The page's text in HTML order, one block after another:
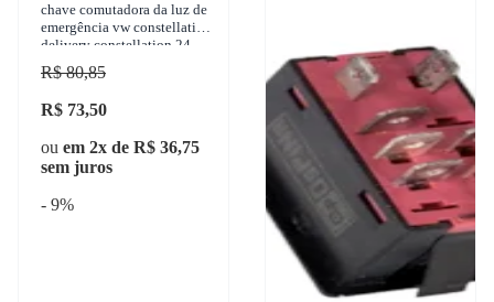
chave comutadora da luz de
emergência vw constellation
delivery constellation 24-
250 worker 17.230 eod
2001-2015
R$ 80,85
R$ 73,50
ou em 2x de R$ 36,75
sem juros
- 9%